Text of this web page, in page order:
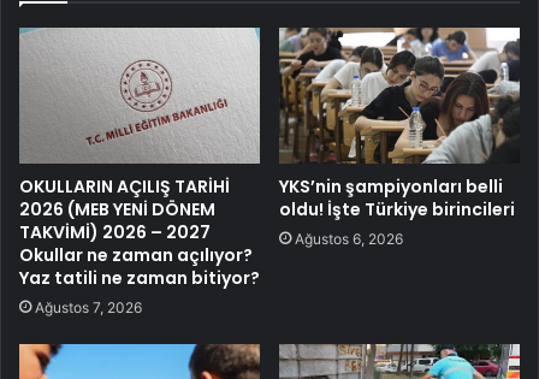
OKULLARIN AÇILIŞ TARİHİ
2026 (MEB YENİ DÖNEM
TAKVİMİ) 2026 – 2027
Okullar ne zaman açılıyor?
Yaz tatili ne zaman bitiyor?
Ağustos 7, 2026
YKS’nin şampiyonları belli
oldu! İşte Türkiye birincileri
Ağustos 6, 2026